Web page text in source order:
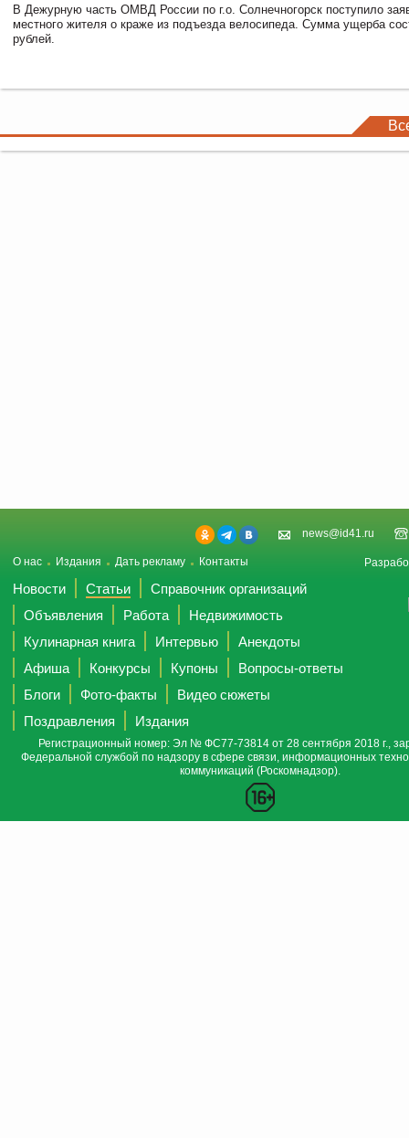
В Дежурную часть ОМВД России по г.о. Солнечногорск поступило
местного жителя о краже из подъезда велосипеда. Сумма ущерба
рублей.
news@id41.ru
О нас Издания Дать рекламу Контакты
Новости Статьи
Справочник организаций
Объявления
Работа
Недвижимость
Кулинарная книга
Интервью
Анекдоты
Афиша
Конкурсы Купоны
Вопросы-ответы
Блоги
Фото-факты
Видео сюжеты
Поздравления
Издания
Регистрационный номер: Эл № ФС77-73814 от 28 сентября 2018 г.,
Федеральной службой по надзору в сфере связи, информационных
коммуникаций (Роскомнадзор).